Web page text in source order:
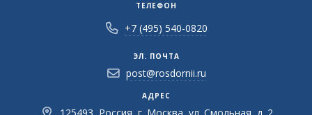
ТЕЛЕФОН
+7 (495) 540-0820
ЭЛ. ПОЧТА
post@rosdornii.ru
АДРЕС